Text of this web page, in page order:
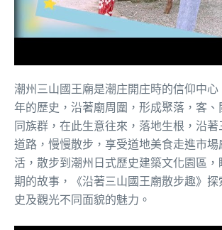
潮州三山國王廟是潮庄開庄時的信仰中
年的歷史，沿著廟周圍，形成聚落，客
同族群，在此生意往來，落地生根，沿著
道路，慢慢散步，享受道地美食走進市
活，散步到潮州日式歷史建築文化園區
期的故事，《沿著三山國王廟散步趣》
史及觀光不同面貌的魅力。